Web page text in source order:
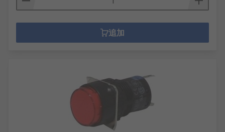
追加